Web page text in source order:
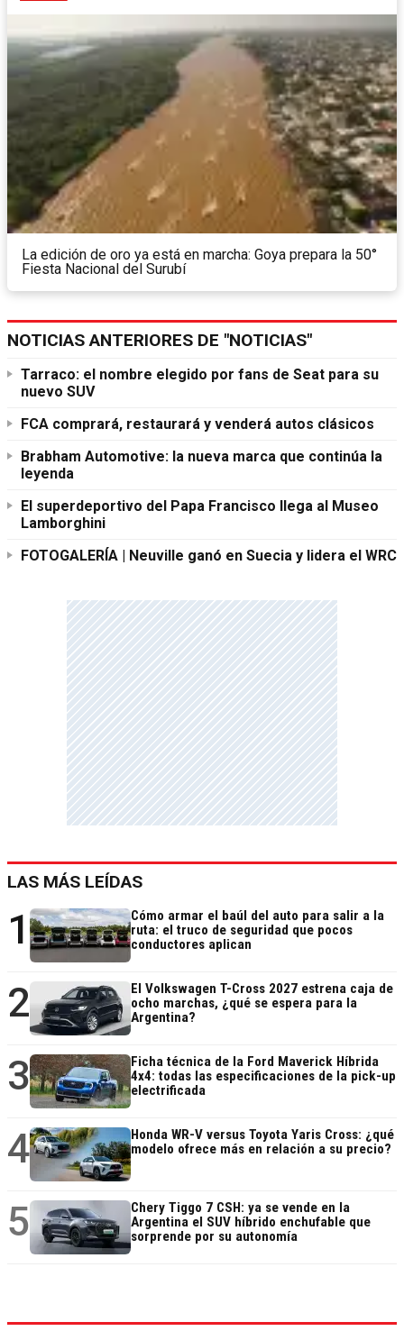
La edición de oro ya está en marcha: Goya prepara la 50°
Fiesta Nacional del Surubí
NOTICIAS ANTERIORES DE "NOTICIAS"
Tarraco: el nombre elegido por fans de Seat para su
nuevo SUV
FCA comprará, restaurará y venderá autos clásicos
Brabham Automotive: la nueva marca que continúa la
leyenda
El superdeportivo del Papa Francisco llega al Museo
Lamborghini
FOTOGALERÍA | Neuville ganó en Suecia y lidera el WRC
LAS MÁS LEÍDAS
1
Cómo armar el baúl del auto para salir a la
ruta: el truco de seguridad que pocos
conductores aplican
2
El Volkswagen T-Cross 2027 estrena caja de
ocho marchas, ¿qué se espera para la
Argentina?
3
Ficha técnica de la Ford Maverick Híbrida
4x4: todas las especificaciones de la pick-up
electrificada
4
Honda WR-V versus Toyota Yaris Cross: ¿qué
modelo ofrece más en relación a su precio?
5
Chery Tiggo 7 CSH: ya se vende en la
Argentina el SUV híbrido enchufable que
sorprende por su autonomía